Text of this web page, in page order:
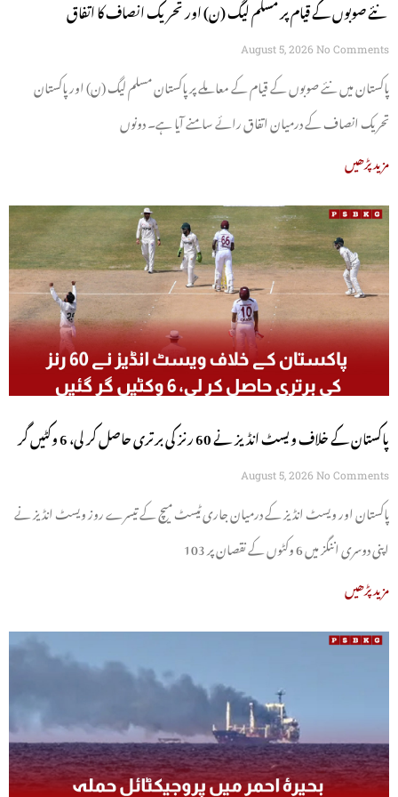
نئے صوبوں کے قیام پر مسلم لیگ (ن) اور تحریک انصاف کا اتفاق
August 5, 2026 No Comments
پاکستان میں نئے صوبوں کے قیام کے معاملے پر پاکستان مسلم لیگ (ن) اور پاکستان
تحریک انصاف کے درمیان اتفاق رائے سامنے آیا ہے۔ دونوں
مزید پڑھیں
پاکستان کے خلاف ویسٹ انڈیز نے 60 رنز کی برتری حاصل کر لی، 6 وکٹیں گر
گئیں
August 5, 2026 No Comments
پاکستان اور ویسٹ انڈیز کے درمیان جاری ٹیسٹ میچ کے تیسرے روز ویسٹ انڈیز نے
اپنی دوسری اننگز میں 6 وکٹوں کے نقصان پر 103
مزید پڑھیں